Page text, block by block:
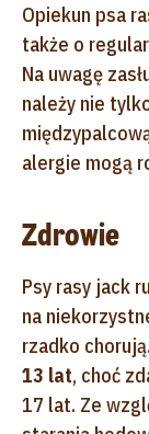
Opiekun psa
także o
Na uwagę
należy nie
alergie mogą
Zdrowie
Psy rasy jack
na
rzadko chorują.
13 lat, choć
17 lat. Ze